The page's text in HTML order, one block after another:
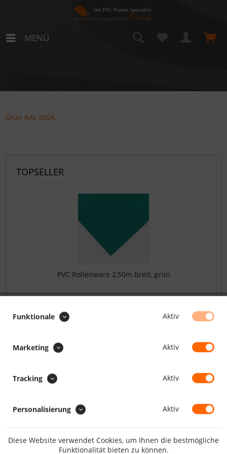
MENÜ
Grün RAL 6026
TOPSELLER
PVC Rollenware 2,50m breit, grün
Funktionale Aktiv
Marketing Aktiv
Tracking Aktiv
Personalisierung Aktiv
Diese Website verwendet Cookies, um Ihnen die bestmögliche
Funktionalität bieten zu können.